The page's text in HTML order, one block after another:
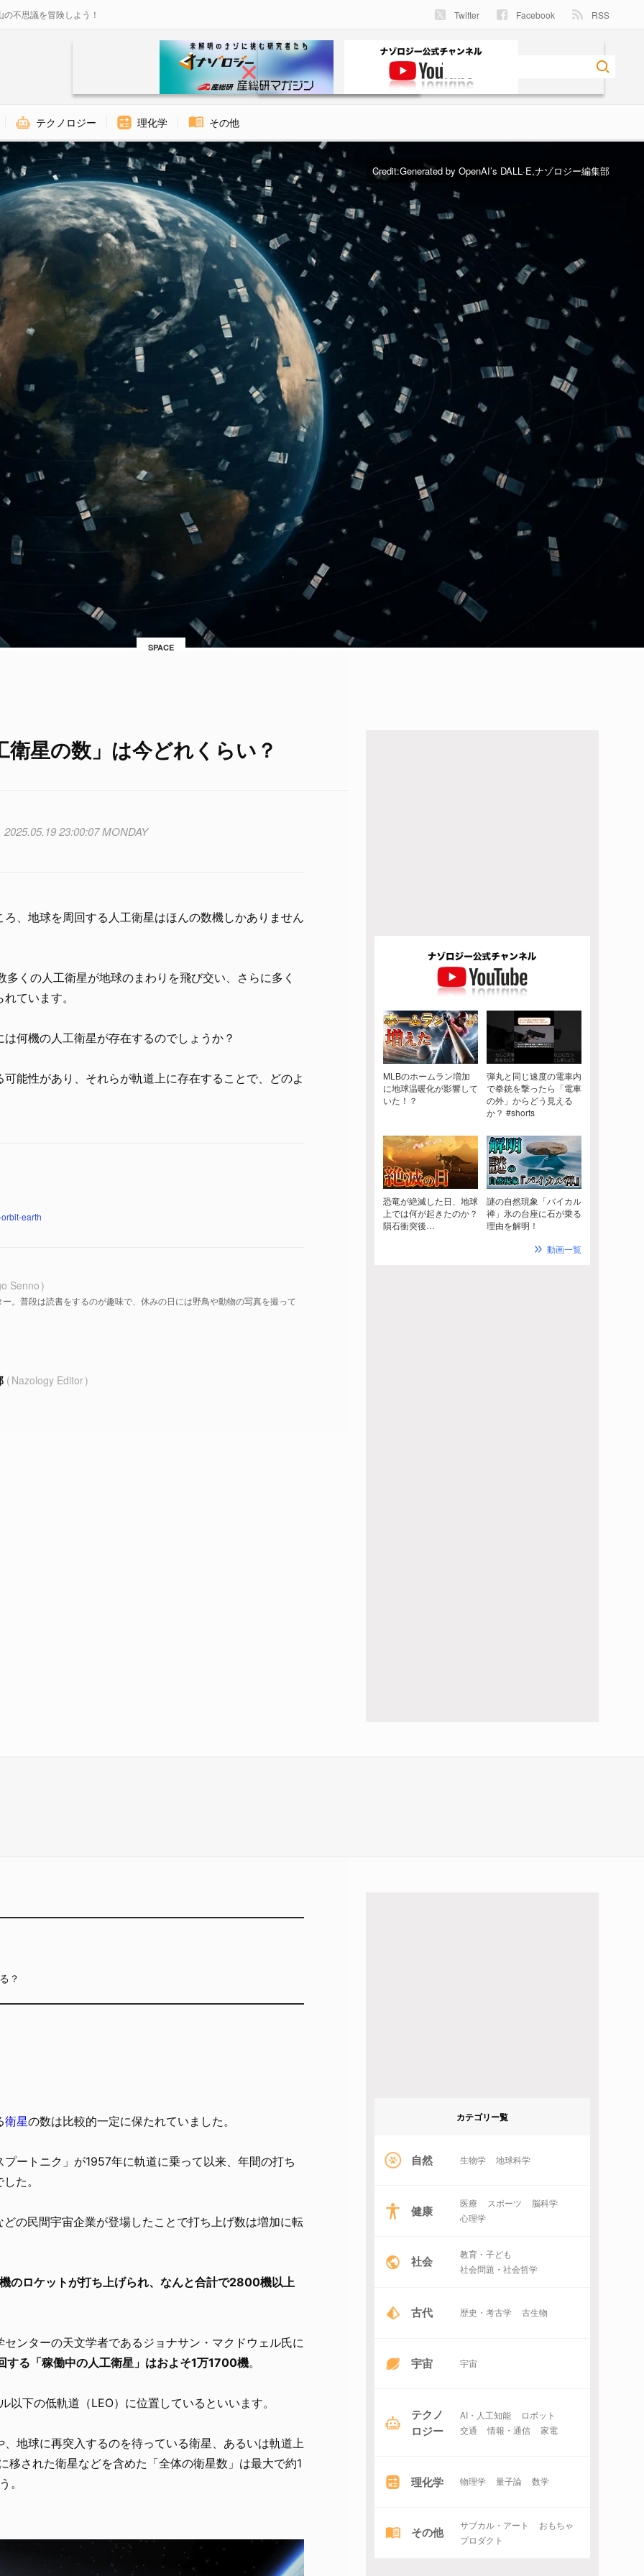
不思議を冒険しよう！ Twitter Facebook RSS
テクノロジー 理化学 その他
Credit:Generated by OpenAI’s DALL·E,ナゾロジー編集部
SPACE
星の数」は今どれくらい？
2025.05.19 23:00:07 MONDAY
、地球を周回する人工衛星はほんの数機しかありません
くの人工衛星が地球のまわりを飛び交い、さらに多く
ています。
何機の人工衛星が存在するのでしょうか？
能性があり、それらが軌道上に存在することで、どのよ
earth
Senno
。普段は読書をするのが趣味で、休みの日には野鳥や動物の写真を撮って
Nazology Editor
MLBのホームラン増加
に地球温暖化が影響して
いた！？
弾丸と同じ速度の電車内
で拳銃を撃ったら「電車
の外」からどう見える
か？ #shorts
恐竜が絶滅した日、地球
上では何が起きたのか？
隕石衝突後…
謎の自然現象「バイカル
禅」氷の台座に石が乗る
理由を解明！
動画一覧
？
衛星の数は比較的一定に保たれていました。
ートニク」が1957年に軌道に乗って以来、年間の打ち
た。
の民間宇宙企業が登場したことで打ち上げ数は増加に転
のロケットが打ち上げられ、なんと合計で2800機以上
ンターの天文学者であるジョナサン・マクドウェル氏に
る「稼働中の人工衛星」はおよそ1万1700機。
下の低軌道（LEO）に位置しているといいます。
地球に再突入するのを待っている衛星、あるいは軌道上
された衛星などを含めた「全体の衛星数」は最大で約1
。
カテゴリー覧
自然 生物学 地球科学
健康 医療 スポーツ
脳科学
心理学
社会
教育・子ども
社会問題・社会哲学
古代 歴史・考古学 古生物
宇宙 宇宙
テクノ
ロジー
AI・人工知能
ロボット
交通
情報・通信 家電
理化学 物理学 量子論 数学
その他 サブカル・アート
おもちゃ
プロダクト